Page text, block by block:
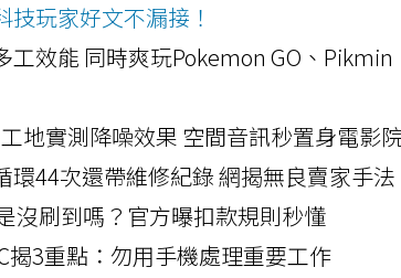
玩家好文不漏接！
工效能 同時爽玩Pokemon GO、Pikmin
地實測降噪效果 空間音訊秒置身電影
44次還帶維修紀錄 網揭無良賣家手法
沒刷到嗎？官方曝扣款規則秒懂
揭3重點：勿用手機處理重要工作